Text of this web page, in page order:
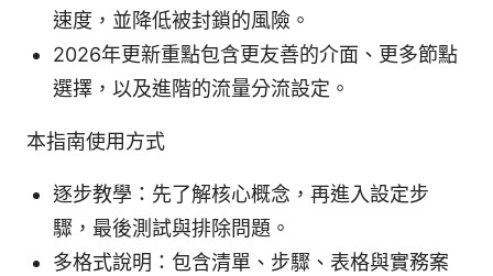
速度，並降低被封鎖的風險。
2026年更新重點包含更友善的介面、更多節點
選擇，以及進階的流量分流設定。
本指南使用方式
逐步教學：先了解核心概念，再進入設定步
驟，最後測試與排除問題。
多格式說明：包含清單、步驟、表格與實務案